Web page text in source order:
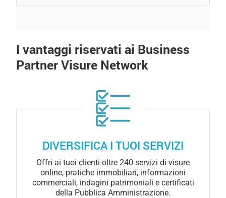
I vantaggi riservati ai Business
Partner Visure Network
DIVERSIFICA I TUOI SERVIZI
Offri ai tuoi clienti oltre 240 servizi di visure
online, pratiche immobiliari, informazioni
commerciali, indagini patrimoniali e certificati
della Pubblica Amministrazione.